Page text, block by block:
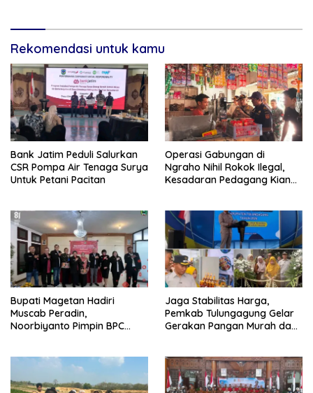
Rekomendasi untuk kamu
Bank Jatim Peduli Salurkan
CSR Pompa Air Tenaga Surya
Untuk Petani Pacitan
Operasi Gabungan di
Ngraho Nihil Rokok Ilegal,
Kesadaran Pedagang Kian
Bupati Magetan Hadiri
Muscab Peradin,
Noorbiyanto Pimpin BPC
Jaga Stabilitas Harga,
Pemkab Tulungagung Gelar
Gerakan Pangan Murah dan